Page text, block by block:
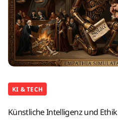
KI & TECH
Künstliche Intelligenz und Ethik